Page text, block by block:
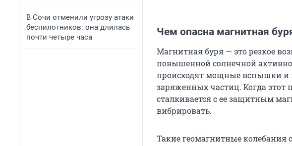
В Сочи отменили угрозу атаки
беспилотников: она длилась
почти четыре часа
Чем опасна магнитная
Магнитная буря — это резкое
повышенной солнечной
происходят мощные вспышки и
заряженных частиц. Когда этот
сталкивается с ее защитным
вибрировать.
Такие геомагнитные колебания